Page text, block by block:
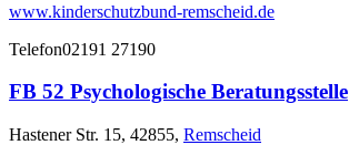
www.kinderschutzbund-remscheid.de
Telefon02191 27190
FB 52 Psychologische Beratungsstelle
Hastener Str. 15, 42855, Remscheid